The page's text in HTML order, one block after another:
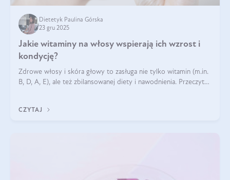
Dietetyk Paulina Górska
23 gru 2025
Jakie witaminy na włosy wspierają ich wzrost i
kondycję?
Zdrowe włosy i skóra głowy to zasługa nie tylko witamin (m.in.
B, D, A, E), ale też zbilansowanej diety i nawodnienia. Przeczytaj
CZYTAJ